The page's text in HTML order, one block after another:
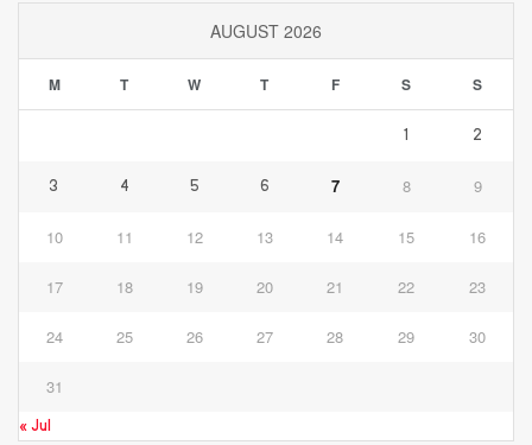
AUGUST 2026
M T W T F S S
1 2
3 4 5 6 7 8 9
10 11 12 13 14 15 16
17 18 19 20 21 22 23
24 25 26 27 28 29 30
31
« Jul